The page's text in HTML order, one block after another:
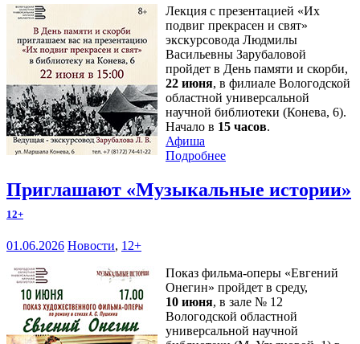
Лекция с презентацией «Их
подвиг прекрасен и свят»
экскурсовода Людмилы
Васильевны Зарубаловой
пройдет в День памяти и скорби,
22 июня, в филиале Вологодской
областной универсальной
научной библиотеки (Конева, 6).
Начало в 15 часов.
Афиша
Подробнее
Приглашают «Музыкальные истории»
12+
01.06.2026 Новости, 12+
Показ фильма-оперы «Евгений
Онегин» пройдет в среду,
10 июня, в зале № 12
Вологодской областной
универсальной научной